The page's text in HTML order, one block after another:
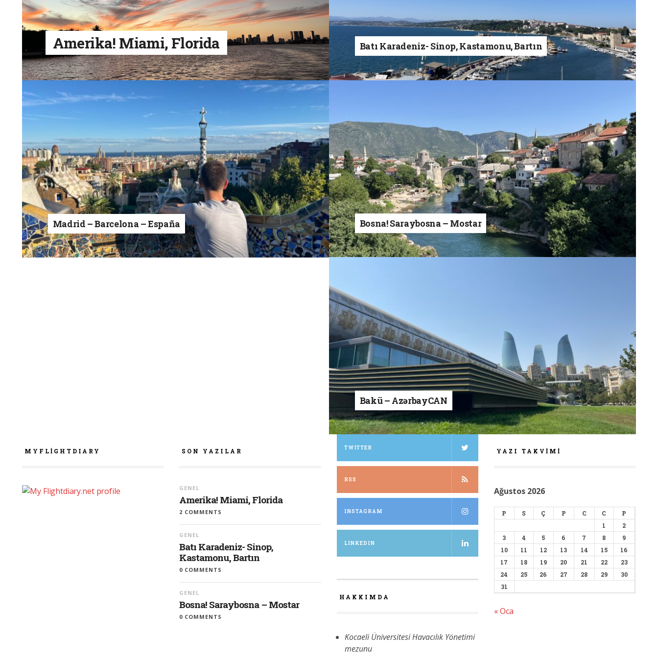
Amerika! Miami, Florida Batı Karadeniz- Sinop, Kastamonu, Bartın
Bosna! Saraybosna – Mostar
Madrid – Barcelona – España
Bakü – AzərbayCAN
MYFLIGHTDIARY SON YAZILAR
GENEL
Amerika! Miami, Florida
2 COMMENTS
GENEL
Batı Karadeniz- Sinop,
Kastamonu, Bartın
0 COMMENTS
GENEL
Bosna! Saraybosna – Mostar
0 COMMENTS
TWITTER
RSS
INSTAGRAM
LINKEDIN
HAKKIMDA
Kocaeli Üniversitesi Havacılık Yönetimi
mezunu
YAZI TAKVIMI
Ağustos 2026
P S Ç P C C
P
1
2
3
4 5 6 7 8
9
10
11 12 13 14 15
16
17
18 19 20 21 22
23
24
25 26 27 28 29
30
31
« Oca